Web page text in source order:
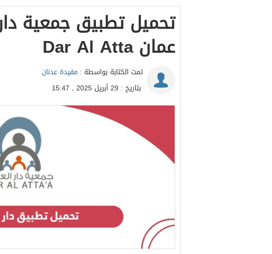
تحميل تطبيق جمعية
عمان Dar Al Atta
تمت الكتابة بواسطة : مفيدة عدنان
بتاريخ : 29 أبريل 2025 , 15:47